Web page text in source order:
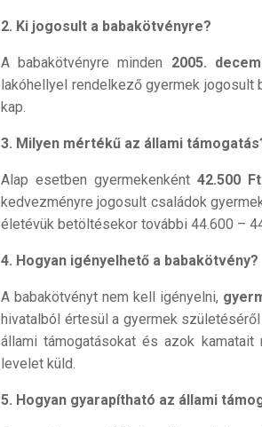
2. Ki jogosult a babakötvényre?
A babakötvényre minden 2005.
lakóhellyel rendelkező gyermek
kap.
3. Milyen mértékű az állami
Alap esetben gyermekenként 42.500
kedvezményre jogosult családok
életévük betöltésekor további 44.600 –
4. Hogyan igényelhető a babakötvény?
A babakötvényt nem kell igényelni,
hivatalból értesül a gyermek
állami támogatásokat és azok
levelet küld.
5. Hogyan gyarapítható az állami